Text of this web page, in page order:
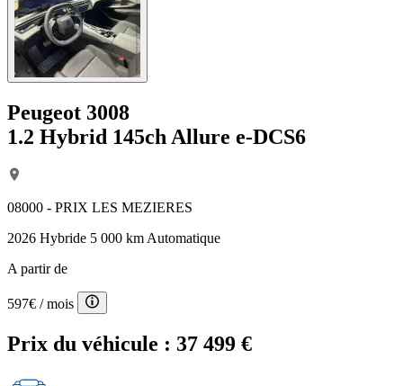
Peugeot 3008
1.2 Hybrid 145ch Allure e-DCS6
08000 - PRIX LES MEZIERES
2026 Hybride 5 000 km Automatique
A partir de
597€ / mois
Prix du véhicule : 37 499 €